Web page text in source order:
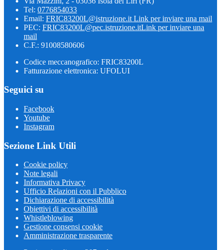
Tel: 0776854033
Email: FRIC83200L@istruzione.it Link per inviare una mail
PEC: FRIC83200L@pec.istruzione.itLink per inviare una
mail
C.F.: 91008580606
Codice meccanografico: FRIC83200L
Fatturazione elettronica: UFOLUI
Seguici su
Facebook
Youtube
Instagram
Sezione Link Utili
Cookie policy
Note legali
Informativa Privacy
Ufficio Relazioni con il Pubblico
Dichiarazione di accessibilità
Obiettivi di accessibilità
Whistleblowing
Gestione consensi cookie
Amministrazione trasparente